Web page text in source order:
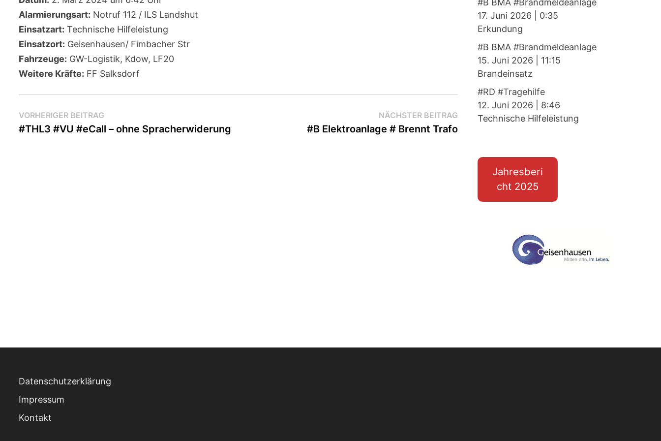
Alarmierungsart: Notruf 112 / ILS Landshut
Einsatzart: Technische Hilfeleistung
Einsatzort: Geisenhausen/ Fimbacher Str
Fahrzeuge: GW-Logistik, Kdow, LF20
Weitere Kräfte: FF Salksdorf
Beitragsnavigation
VORHERIGER BEITRAG
Beitrag:
#THL3 #VU #eCall – ohne Spracherwiderung
NÄCHSTER BEITRAGNächster
Beitrag:
#B Elektroanlage # Brennt Trafo
#B BMA #Brandmeldeanlage
17. Juni 2026
0:35
Erkundung
#B BMA #Brandmeldeanlage
15. Juni 2026
11:15
Brandeinsatz
#RD #Tragehilfe
12. Juni 2026
8:46
Technische Hilfeleistung
Jahresberi
cht 2025
Datenschutzerklärung
Impressum
Kontakt